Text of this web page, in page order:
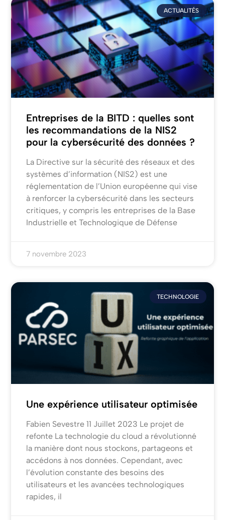
ACTUALITÉS
Entreprises de la BITD : quelles sont
les recommandations de la NIS2
pour la cybersécurité des données ?
La Directive sur la sécurité des réseaux et des
systèmes d’information (NIS2) est une
réglementation de l’Union européenne qui vise
à renforcer la cybersécurité dans les secteurs
critiques, y compris les entreprises de la Base
Industrielle et Technologique de Défense
7 novembre 2023
TECHNOLOGIE
Une expérience utilisateur optimisée
Fabien Sevestre 11 Juillet 2023 Le projet de
refonte La technologie du cloud a révolutionné
la manière dont nous stockons, partageons et
accédons à nos données. Cependant, avec
l’évolution constante des besoins des
utilisateurs et les avancées technologiques
rapides, il